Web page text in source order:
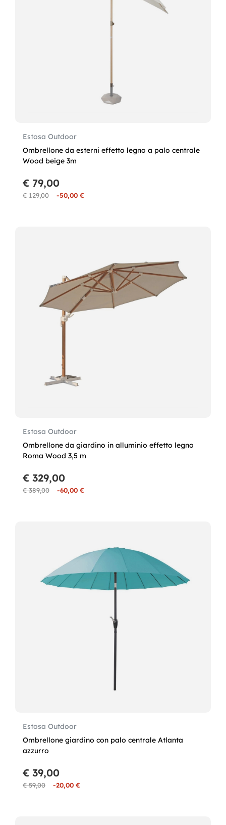
Estosa Outdoor
Ombrellone da esterni effetto legno a palo centrale
Wood beige 3m
€ 129,00 -50,00 €
€ 79,00
Estosa Outdoor
Ombrellone da giardino in alluminio effetto legno
Roma Wood 3,5 m
€ 389,00 -60,00 €
€ 329,00
Estosa Outdoor
Ombrellone giardino con palo centrale Atlanta
azzurro
€ 59,00 -20,00 €
€ 39,00